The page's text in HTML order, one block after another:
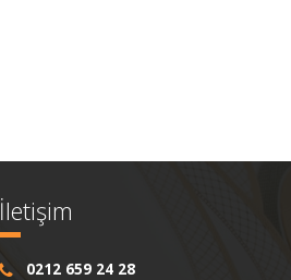
İletişim
0212 659 24 28